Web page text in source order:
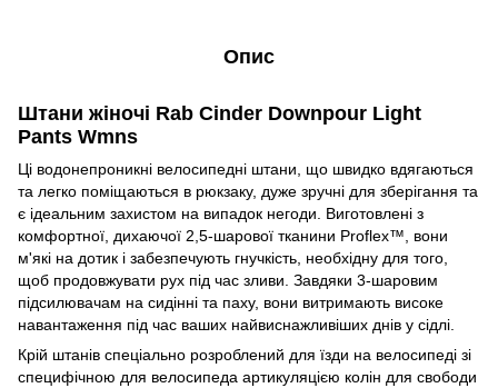
Опис
Штани жіночі Rab Cinder Downpour Light
Pants Wmns
Ці водонепроникні велосипедні штани, що швидко вдягаються
та легко поміщаються в рюкзаку, дуже зручні для зберігання та
є ідеальним захистом на випадок негоди. Виготовлені з
комфортної, дихаючої 2,5-шарової тканини Proflex™, вони
м'які на дотик і забезпечують гнучкість, необхідну для того,
щоб продовжувати рух під час зливи. Завдяки 3-шаровим
підсилювачам на сидінні та паху, вони витримають високе
навантаження під час ваших найвиснажливіших днів у сідлі.
Крій штанів спеціально розроблений для їзди на велосипеді зі
специфічною для велосипеда артикуляцією колін для свободи